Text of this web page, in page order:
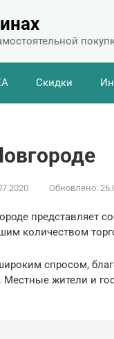
Скидки
Обновлено:
представляет
количеством
спросом,
жители и